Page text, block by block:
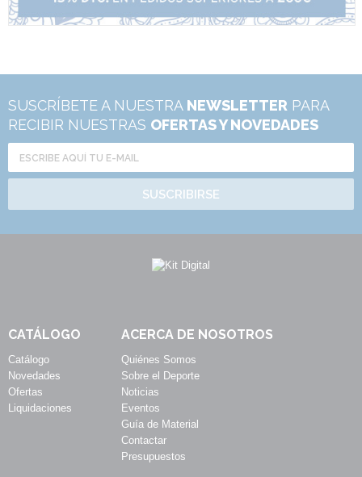
SUSCRÍBETE A NUESTRA NEWSLETTER PARA
RECIBIR NUESTRAS OFERTAS Y NOVEDADES
SUSCRIBIRSE
CATÁLOGO
Catálogo
Novedades
Ofertas
Liquidaciones
ACERCA DE NOSOTROS
Quiénes Somos
Sobre el Deporte
Noticias
Eventos
Guía de Material
Contactar
Presupuestos